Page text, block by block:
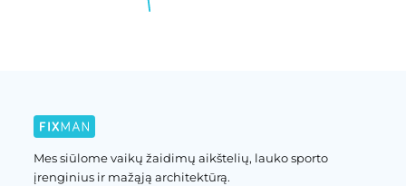
Mes siūlome vaikų žaidimų aikštelių, lauko sporto
įrenginius ir mažąją architektūrą.